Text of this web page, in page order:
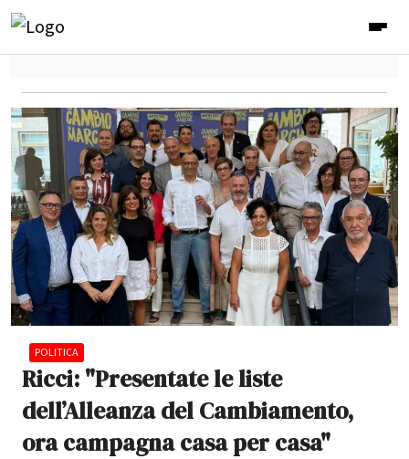
POLITICA
Ricci: "Presentate le liste
dell’Alleanza del Cambiamento,
ora campagna casa per casa"